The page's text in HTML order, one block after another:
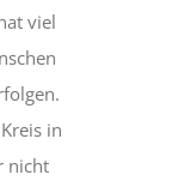
viel
in
nicht